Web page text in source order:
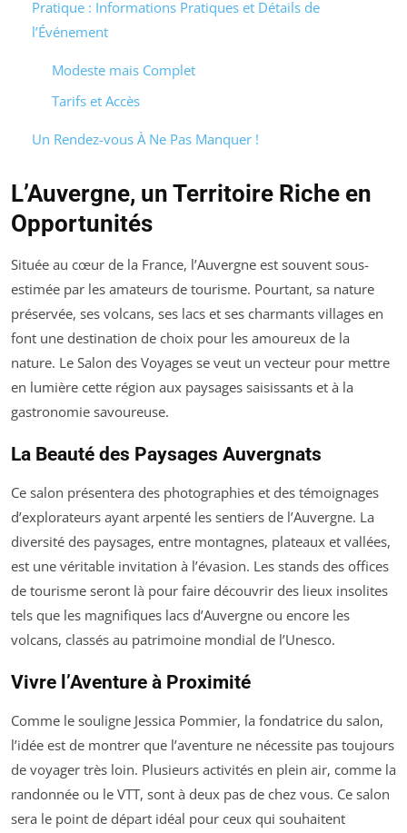
Pratique : Informations Pratiques et Détails de
l’Événement
Modeste mais Complet
Tarifs et Accès
Un Rendez-vous À Ne Pas Manquer !
L’Auvergne, un Territoire Riche en
Opportunités
Située au cœur de la France, l’Auvergne est souvent sous-
estimée par les amateurs de tourisme. Pourtant, sa nature
préservée, ses volcans, ses lacs et ses charmants villages en
font une destination de choix pour les amoureux de la
nature. Le Salon des Voyages se veut un vecteur pour mettre
en lumière cette région aux paysages saisissants et à la
gastronomie savoureuse.
La Beauté des Paysages Auvergnats
Ce salon présentera des photographies et des témoignages
d’explorateurs ayant arpenté les sentiers de l’Auvergne. La
diversité des paysages, entre montagnes, plateaux et vallées,
est une véritable invitation à l’évasion. Les stands des offices
de tourisme seront là pour faire découvrir des lieux insolites
tels que les magnifiques lacs d’Auvergne ou encore les
volcans, classés au patrimoine mondial de l’Unesco.
Vivre l’Aventure à Proximité
Comme le souligne Jessica Pommier, la fondatrice du salon,
l’idée est de montrer que l’aventure ne nécessite pas toujours
de voyager très loin. Plusieurs activités en plein air, comme la
randonnée ou le VTT, sont à deux pas de chez vous. Ce salon
sera le point de départ idéal pour ceux qui souhaitent